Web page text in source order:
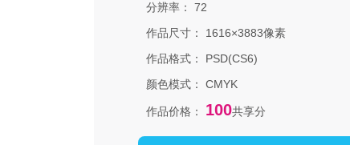
分辨率：
72
作品尺寸：
1616×3883像素
作品格式：
PSD(CS6)
颜色模式：
CMYK
作品价格： 100共享分